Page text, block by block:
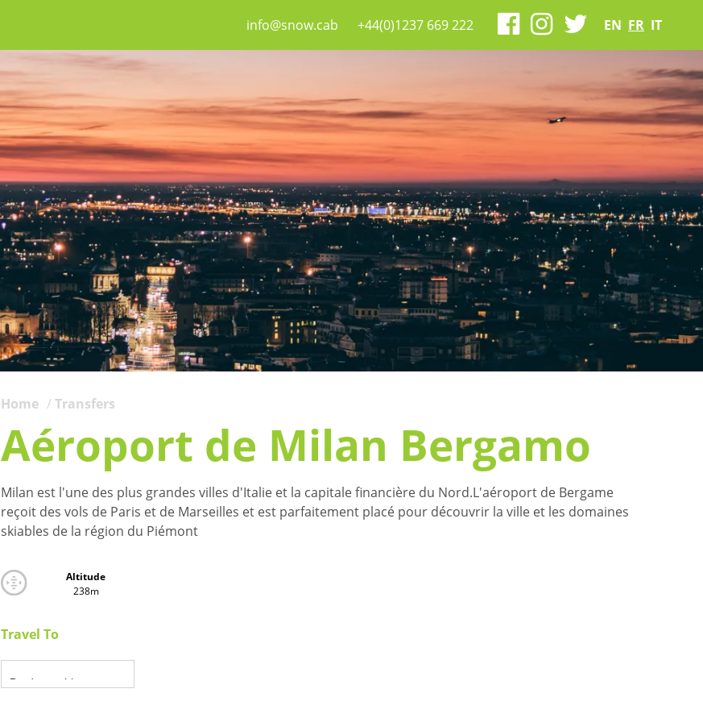
info@snow.cab +44(0)1237 669 222 EN FR IT
Home Transfers
Aéroport de Milan Bergamo
Milan est l'une des plus grandes villes d'Italie et la capitale financière du Nord.L'aéroport de Bergame
reçoit des vols de Paris et de Marseilles et est parfaitement placé pour découvrir la ville et les domaines
skiables de la région du Piémont
Altitude
238m
Travel To